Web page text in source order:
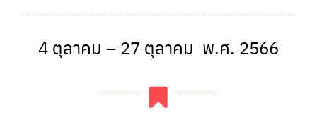
4 ตุลาคม – 27 ตุลาคม พ.ศ. 2566